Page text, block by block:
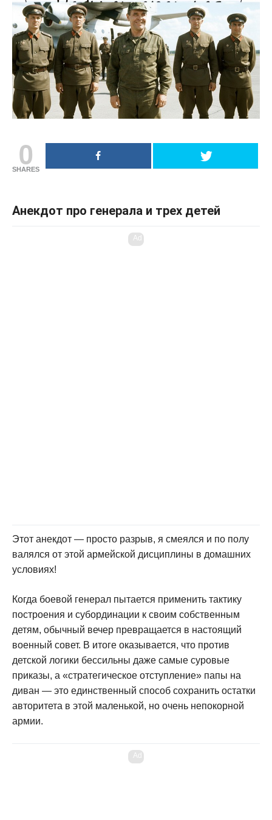
0
SHARES
Анекдот про генерала и трех детей
Ad
Этот анекдот — просто разрыв, я смеялся и по полу
валялся от этой армейской дисциплины в домашних
условиях!
Когда боевой генерал пытается применить тактику
построения и субординации к своим собственным
детям, обычный вечер превращается в настоящий
военный совет. В итоге оказывается, что против
детской логики бессильны даже самые суровые
приказы, а «стратегическое отступление» папы на
диван — это единственный способ сохранить остатки
авторитета в этой маленькой, но очень непокорной
армии.
Ad